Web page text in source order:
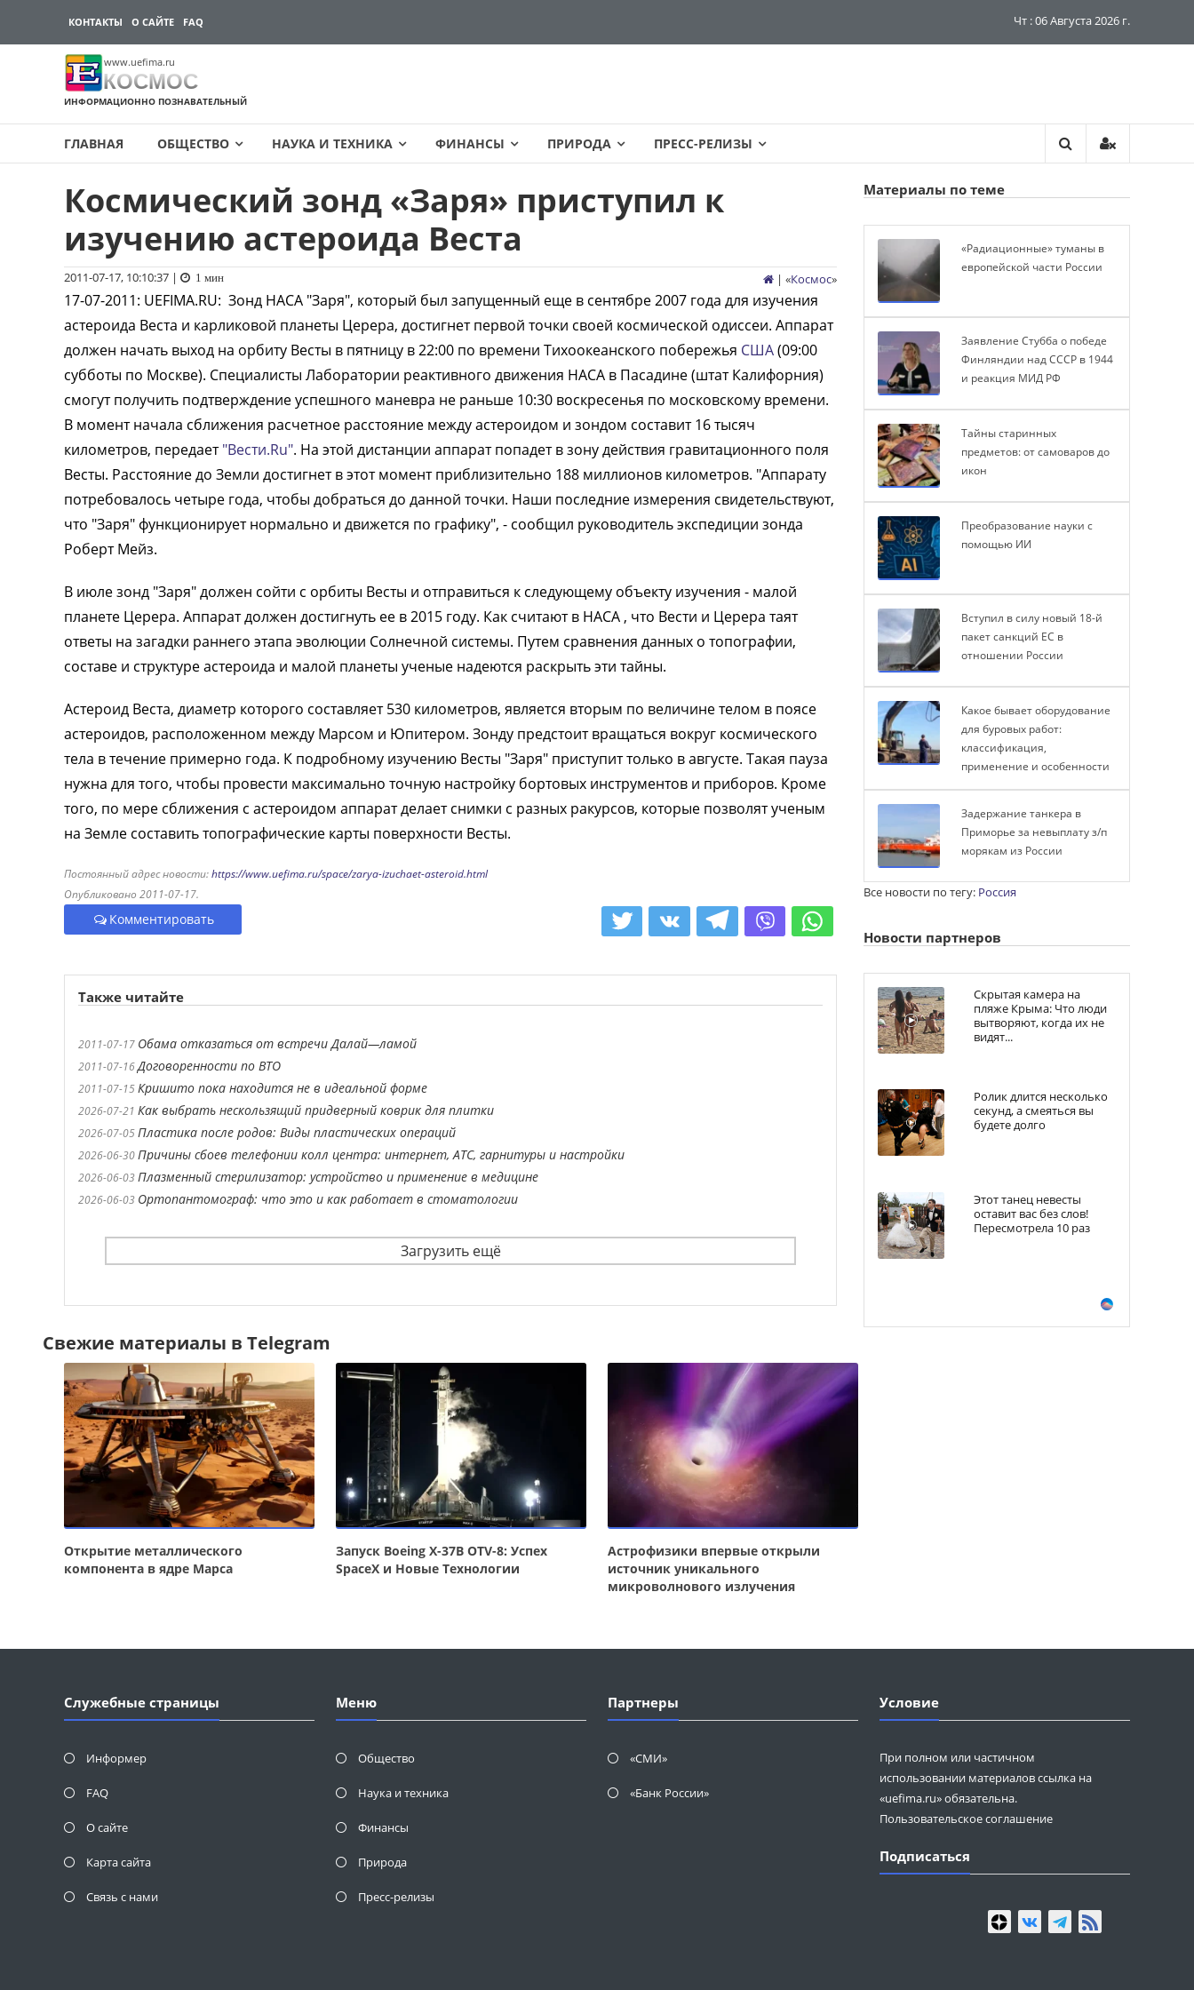
КОНТАКТЫ О САЙТЕ FAQ Чт : 06 Августа 2026 г.
www.uefima.ru
КОСМОС
ИНФОРМАЦИОННО ПОЗНАВАТЕЛЬНЫЙ
ГЛАВНАЯ ОБЩЕСТВО НАУКА И ТЕХНИКА ФИНАНСЫ ПРИРОДА ПРЕСС-РЕЛИЗЫ
содержимому
Космический зонд «Заря» приступил к
изучению астероида Веста
2011-07-17, 10:10:37 | 1 мин | «Космос»
17-07-2011: UEFIMA.RU: Зонд НАСА "Заря", который был запущенный еще в сентябре 2007 года для изучения
астероида Веста и карликовой планеты Церера, достигнет первой точки своей космической одиссеи. Аппарат
должен начать выход на орбиту Весты в пятницу в 22:00 по времени Тихоокеанского побережья США(09:00
субботы по Москве). Специалисты Лаборатории реактивного движения НАСА в Пасадине (штат Калифорния)
смогут получить подтверждение успешного маневра не раньше 10:30 воскресенья по московскому времени.
В момент начала сближения расчетное расстояние между астероидом и зондом составит 16 тысяч
километров, передает"Вести.Ru". На этой дистанции аппарат попадет в зону действия гравитационного поля
Весты. Расстояние до Земли достигнет в этот момент приблизительно 188 миллионов километров. "Аппарату
потребовалось четыре года, чтобы добраться до данной точки. Наши последние измерения свидетельствуют,
что "Заря" функционирует нормально и движется по графику", - сообщил руководитель экспедиции зонда
Роберт Мейз.
В июле зонд "Заря" должен сойти с орбиты Весты и отправиться к следующему объекту изучения - малой
планете Церера. Аппарат должен достигнуть ее в 2015 году. Как считают в НАСА , что Вести и Церера таят
ответы на загадки раннего этапа эволюции Солнечной системы. Путем сравнения данных о топографии,
составе и структуре астероида и малой планеты ученые надеются раскрыть эти тайны.
Астероид Веста, диаметр которого составляет 530 километров, является вторым по величине телом в поясе
астероидов, расположенном между Марсом и Юпитером. Зонду предстоит вращаться вокруг космического
тела в течение примерно года. К подробному изучению Весты "Заря" приступит только в августе. Такая пауза
нужна для того, чтобы провести максимально точную настройку бортовых инструментов и приборов. Кроме
того, по мере сближения с астероидом аппарат делает снимки с разных ракурсов, которые позволят ученым
на Земле составить топографические карты поверхности Весты.
Постоянный адрес новости:https://www.uefima.ru/space/zarya-izuchaet-asteroid.html
Опубликовано 2011-07-17.
Комментировать
Также читайте
2011-07-17 Обама отказаться от встречи Далай—ламой
2011-07-16Договоренности по ВТО
2011-07-15Кришито пока находится не в идеальной форме
2026-07-21 Как выбрать нескользящий придверный коврик для плитки
2026-07-05Пластика после родов: Виды пластических операций
2026-06-30Причины сбоев телефонии колл центра: интернет, АТС, гарнитуры и настройки
2026-06-03Плазменный стерилизатор: устройство и применение в медицине
2026-06-03 Ортопантомограф: что это и как работает в стоматологии
Загрузить ещё
Свежие материалы в Telegram
Открытие металлического
компонента в ядре Марса
Запуск Boeing X-37B OTV-8: Успех
SpaceX и Новые Технологии
Астрофизики впервые открыли
источник уникального
микроволнового излучения
Материалы по теме
«Радиационные» туманы в
европейской части России
Заявление Стубба о победе
Финляндии над СССР в 1944
и реакция МИД РФ
Тайны старинных
предметов: от самоваров до
икон
Преобразование науки с
помощью ИИ
Вступил в силу новый 18-й
пакет санкций ЕС в
отношении России
Какое бывает оборудование
для буровых работ:
классификация,
применение и особенности
Задержание танкера в
Приморье за невыплату з/п
морякам из России
Все новости по тегу: Россия
Новости партнеров
Скрытая камера на
пляже Крыма: Что люди
вытворяют, когда их не
видят...
Ролик длится несколько
секунд, а смеяться вы
будете долго
Этот танец невесты
оставит вас без слов!
Пересмотрела 10 раз
Служебные страницы
Информер
FAQ
О сайте
Карта сайта
Связь с нами
Меню
Общество
Наука и техника
Финансы
Природа
Пресс-релизы
Партнеры
«СМИ»
«Банк России»
Условие
При полном или частичном
использовании материалов ссылка на
«uefima.ru» обязательна.
Пользовательское соглашение
Подписаться